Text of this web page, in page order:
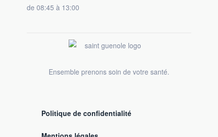
de 08:45 à 13:00
Ensemble prenons soin de votre santé.
Politique de confidentialité